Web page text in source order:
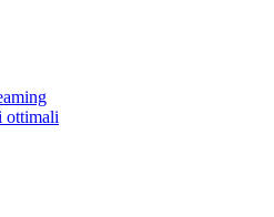
ottimali